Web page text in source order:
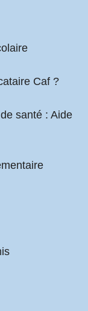
Caf ?
santé : Aide